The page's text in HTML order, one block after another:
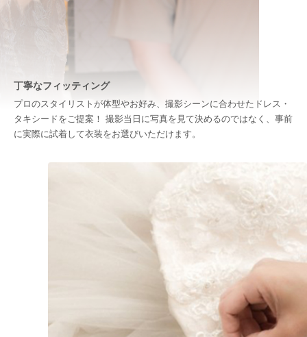
丁寧なフィッティング
プロのスタイリストが体型やお好み、撮影シーンに合わせたドレス・
タキシードをご提案！ 撮影当日に写真を見て決めるのではなく、事前
に実際に試着して衣装をお選びいただけます。